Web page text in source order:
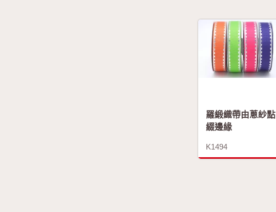
羅緞織帶由蔥紗點
綴邊緣
K1494